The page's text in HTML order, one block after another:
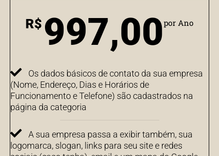
R$ 997,00por Ano
Os dados básicos de contato da sua empresa
(Nome, Endereço, Dias e Horários de
Funcionamento e Telefone) são cadastrados na
página da categoria
A sua empresa passa a exibir também, sua
logomarca, slogan, links para seu site e redes